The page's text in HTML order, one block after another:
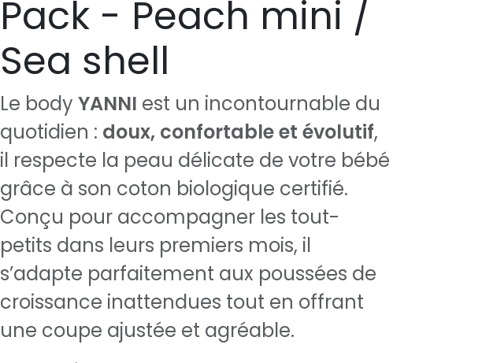
Pack - Peach mini /
Sea shell
Le body YANNI est un incontournable du
quotidien : doux, confortable et évolutif,
il respecte la peau délicate de votre bébé
grâce à son coton biologique certifié.
Conçu pour accompagner les tout-
petits dans leurs premiers mois, il
s’adapte parfaitement aux poussées de
croissance inattendues tout en offrant
une coupe ajustée et agréable.